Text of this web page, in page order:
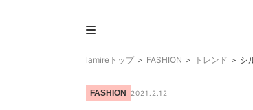
lamireトップ＞ FASHION ＞ トレンド ＞ シ
FASHION 2021.2.12